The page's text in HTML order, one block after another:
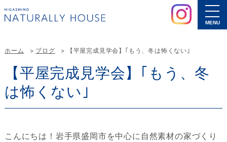
MENU
ホーム ブログ 【平屋完成見学会】｢もう、冬は怖くない｣
【平屋完成見学会】｢もう、冬
は怖くない｣
こんにちは！岩手県盛岡市を中心に自然素材の家づくり